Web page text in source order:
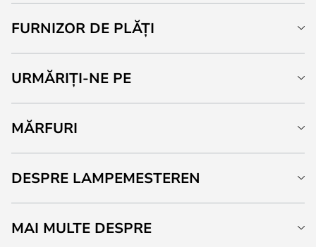
FURNIZOR DE PLĂȚI
URMĂRIȚI-NE PE
MĂRFURI
DESPRE LAMPEMESTEREN
MAI MULTE DESPRE